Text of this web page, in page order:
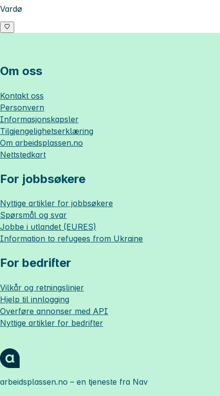
Vardø
Om oss
Kontakt oss
Personvern
Informasjonskapsler
Tilgjengelighetserklæring
Om arbeidsplassen.no
Nettstedkart
For jobbsøkere
Nyttige artikler for jobbsøkere
Spørsmål og svar
Jobbe i utlandet (EURES)
Information to refugees from Ukraine
For bedrifter
Vilkår og retningslinjer
Hjelp til innlogging
Overføre annonser med API
Nyttige artikler for bedrifter
arbeidsplassen.no – en tjeneste fra Nav